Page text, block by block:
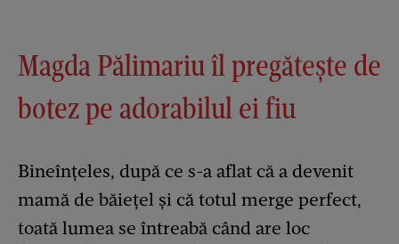
Magda Pălimariu îl pregătește de
botez pe adorabilul ei fiu
Bineînțeles, după ce s-a aflat că a devenit
mamă de băiețel și că totul merge perfect,
toată lumea se întreabă când are loc